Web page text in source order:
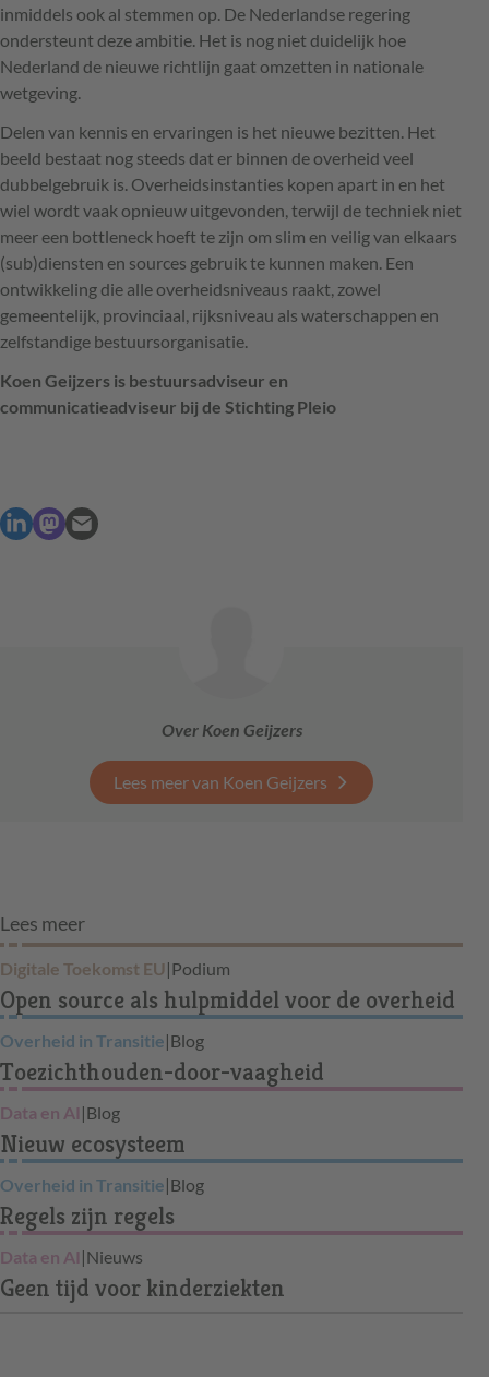
inmiddels ook al stemmen op. De Nederlandse regering
ondersteunt deze ambitie. Het is nog niet duidelijk hoe
Nederland de nieuwe richtlijn gaat omzetten in nationale
wetgeving.
Delen van kennis en ervaringen is het nieuwe bezitten. Het
beeld bestaat nog steeds dat er binnen de overheid veel
dubbelgebruik is. Overheidsinstanties kopen apart in en het
wiel wordt vaak opnieuw uitgevonden, terwijl de techniek niet
meer een bottleneck hoeft te zijn om slim en veilig van elkaars
(sub)diensten en sources gebruik te kunnen maken. Een
ontwikkeling die alle overheidsniveaus raakt, zowel
gemeentelijk, provinciaal, rijksniveau als waterschappen en
zelfstandige bestuursorganisatie.
Koen Geijzers is bestuursadviseur en
communicatieadviseur bij de Stichting Pleio
Over Koen Geijzers
Lees meer van Koen Geijzers
Lees meer
Digitale Toekomst EU |Podium
Open source als hulpmiddel voor de overheid
Overheid in Transitie|Blog
Toezichthouden-door-vaagheid
Data en AI |Blog
Nieuw ecosysteem
Overheid in Transitie|Blog
Regels zijn regels
Data en AI |Nieuws
Geen tijd voor kinderziekten